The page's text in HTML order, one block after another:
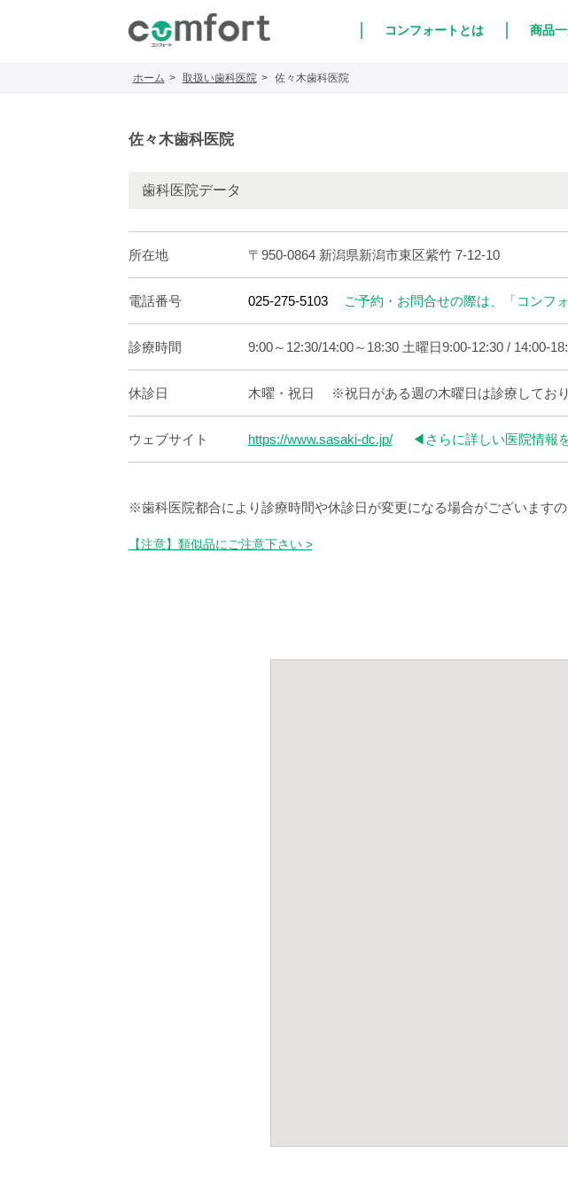
コンフォートとは 商品
ホーム 取扱い歯科医院 佐々木歯科医院
佐々木歯科医院
歯科医院データ
所在地 〒950-0864 新潟県新潟市東区紫竹 7-12-10
電話番号 025-275-5103 ご予約・お問合せの際は、「コンフ
診療時間 9:00～12:30/14:00～18:30 土曜日9:00-12:30 / 14:00-
休診日 木曜・祝日 ※祝日がある週の木曜日は診療してお
ウェブサイト https://www.sasaki-dc.jp/ ◀︎さらに詳しい医院情報
※歯科医院都合により診療時間や休診日が変更になる場合がございます
【注意】類似品にご注意下さい >